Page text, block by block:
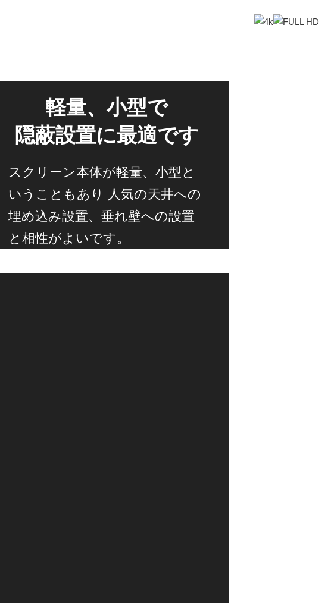
軽量、小型で
隠蔽設置に最適です
スクリーン本体が軽量、小型と
いうこともあり 人気の天井への
埋め込み設置、垂れ壁への設置
と相性がよいです。